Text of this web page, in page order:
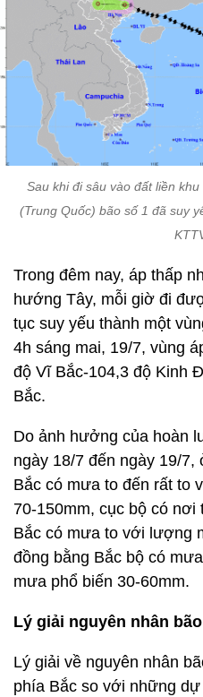
Sau khi đi sâu vào đất liền
(Trung Quốc) bão số 1 đã suy
Trong đêm nay, áp thấp
hướng Tây, mỗi giờ đi
tục suy yếu thành một
4h sáng mai, 19/7, vùng
độ Vĩ Bắc-104,3 độ Kinh
Bắc.
Do ảnh hưởng của hoàn
ngày 18/7 đến ngày 19/
Bắc có mưa to đến rất to
70-150mm, cục bộ có
Bắc có mưa to với lượng
đồng bằng Bắc bộ có
mưa phổ biến 30-60mm.
Lý giải nguyên nhân
Lý giải về nguyên nhân
phía Bắc so với những